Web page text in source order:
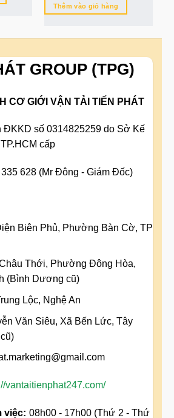
Thêm vào giỏ hàng
GROUP (TPG)
CƠ GIỚI VẬN TẢI TIẾN PHÁT
ĐKKD số 0314825259 do Sở Kế
cấp
628 (Mr Đông - Giám Đốc)
Biên Phủ, Phường Bàn Cờ, TP
Thới, Phường Đông Hòa,
(Bình Dương cũ)
Lộc, Nghệ An
Văn Siêu, Xã Bến Lức, Tây
vantaitienphat247.com/
việc: 08h00 - 17h00 (Thứ 2 - Thứ